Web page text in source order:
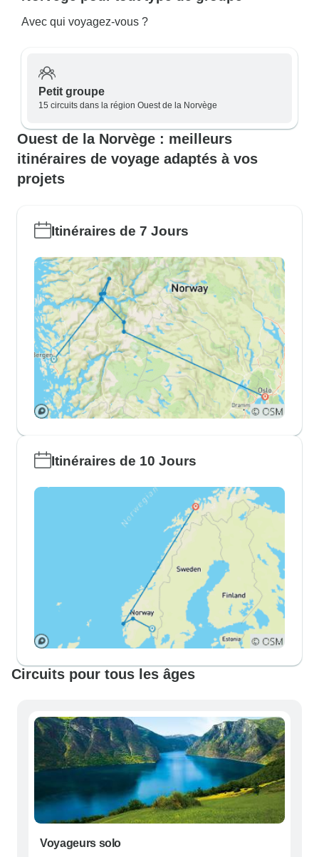
Avec qui voyagez-vous ?
Petit groupe
15 circuits dans la région Ouest de la Norvège
Ouest de la Norvège : meilleurs
itinéraires de voyage adaptés à vos
projets
Itinéraires de 7 Jours
Itinéraires de 10 Jours
Circuits pour tous les âges
Voyageurs solo